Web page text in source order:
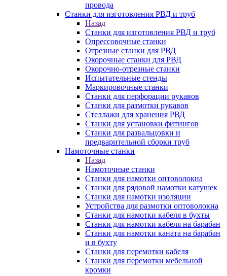
провода
Станки для изготовления РВД и труб
Назад
Станки для изготовления РВД и труб
Опрессовочные станки
Отрезные станки для РВД
Окорочные станки для РВД
Окорочно-отрезные станки
Испытательные стенды
Маркировочные станки
Станки для перфорации рукавов
Станки для размотки рукавов
Стеллажи для хранения РВД
Станки для установки фитингов
Станки для развальцовки и
предварительной сборки труб
Намоточные станки
Назад
Намоточные станки
Станки для намотки оптоволокна
Станки для рядовой намотки катушек
Станки для намотки изоляции
Устройства для размотки оптоволокна
Станки для намотки кабеля в бухты
Станки для намотки кабеля на барабан
Станки для намотки каната на барабан
и в бухту
Станки для перемотки кабеля
Станки для перемотки мебельной
кромки